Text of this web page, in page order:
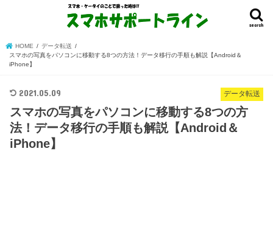
search
HOME
データ転送
スマホの写真をパソコンに移動する8つの方法！データ移行の手順も解説【Android＆
iPhone】
データ転送
2021.05.09
スマホの写真をパソコンに移動する8つの方
法！データ移行の手順も解説【Android＆
iPhone】